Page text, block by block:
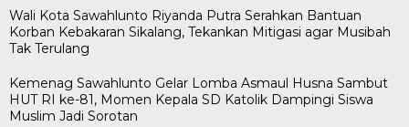
Wali Kota Sawahlunto Riyanda Putra Serahkan Bantuan
Korban Kebakaran Sikalang, Tekankan Mitigasi agar Musibah
Tak Terulang
Kemenag Sawahlunto Gelar Lomba Asmaul Husna Sambut
HUT RI ke-81, Momen Kepala SD Katolik Dampingi Siswa
Muslim Jadi Sorotan